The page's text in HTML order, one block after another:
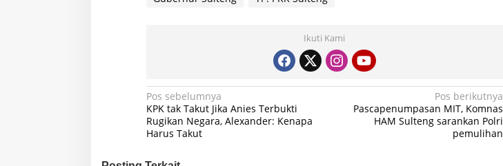
Ikuti Kami
Navigasi
pos
Pos sebelumnya
KPK tak Takut Jika Anies Terbukti
Rugikan Negara, Alexander: Kenapa
Harus Takut
Pos berikutnya
Pascapenumpasan MIT, Komnas
HAM Sulteng sarankan Polri
pemulihan